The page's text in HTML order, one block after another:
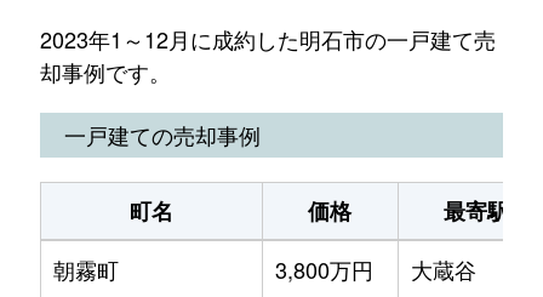
2023年1～12月に成約した明石市の一戸建て売
却事例です。
一戸建ての売却事例
町名 価格
最寄駅
朝霧町
3,800万円
大蔵谷